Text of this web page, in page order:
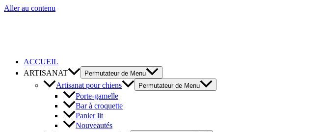
Aller au contenu
ACCUEIL
ARTISANAT
Permutateur de Menu
Artisanat pour chiens Permutateur de Menu
Porte-gamelle
Bar à croquette
Panier lit
Nouveautés